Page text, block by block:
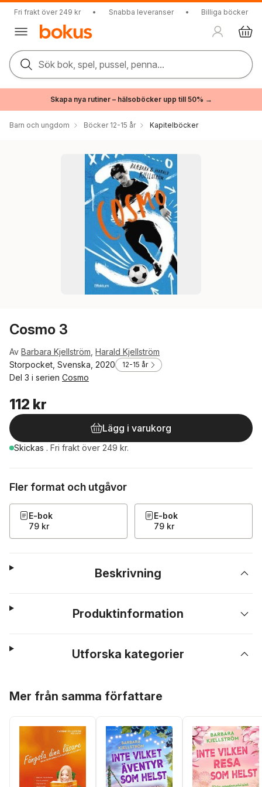
Fri frakt över 249 kr • Snabba leveranser • Billiga böcker
Sök bok, spel, pussel, penna...
Skapa nya rutiner – hälsoböcker upp till 50% →
Barn och ungdom Böcker 12-15 år Kapitelböcker
Cosmo 3
Av Barbara Kjellström Harald Kjellström
Storpocket, Svenska, 2020
12-15 år
Del 3 i serien Cosmo
112 kr
Lägg i varukorg
Skickas . Fri frakt över 249 kr.
Fler format och utgåvor
E-bok
79 kr
E-bok
79 kr
Beskrivning
Produktinformation
Utforska kategorier
Mer från samma författare